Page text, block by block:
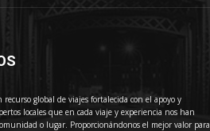
global de viajes fortalecida con el apoyo y
locales que en cada viaje y experiencia nos han
o lugar. Proporcionándonos el mejor valor para